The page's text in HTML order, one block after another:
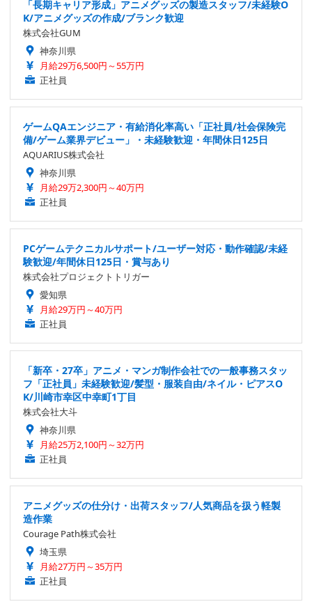
「長期キャリア形成」アニメグッズの製造スタッフ/未経験O
K/アニメグッズの作成/ブランク歓迎
株式会社GUM
神奈川県
月給29万6,500円～55万円
正社員
ゲームQAエンジニア・有給消化率高い「正社員/社会保険完
備/ゲーム業界デビュー」・未経験歓迎・年間休日125日
AQUARIUS株式会社
神奈川県
月給29万2,300円～40万円
正社員
PCゲームテクニカルサポート/ユーザー対応・動作確認/未経
験歓迎/年間休日125日・賞与あり
株式会社プロジェクトトリガー
愛知県
月給29万円～40万円
正社員
「新卒・27卒」アニメ・マンガ制作会社での一般事務スタッ
フ「正社員」未経験歓迎/髪型・服装自由/ネイル・ピアスO
K/川崎市幸区中幸町1丁目
株式会社大斗
神奈川県
月給25万2,100円～32万円
正社員
アニメグッズの仕分け・出荷スタッフ/人気商品を扱う軽製
造作業
Courage Path株式会社
埼玉県
月給27万円～35万円
正社員